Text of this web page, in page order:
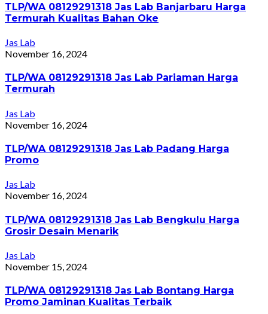
TLP/WA 08129291318 Jas Lab Banjarbaru Harga
Termurah Kualitas Bahan Oke
Jas Lab
November 16, 2024
TLP/WA 08129291318 Jas Lab Pariaman Harga
Termurah
Jas Lab
November 16, 2024
TLP/WA 08129291318 Jas Lab Padang Harga
Promo
Jas Lab
November 16, 2024
TLP/WA 08129291318 Jas Lab Bengkulu Harga
Grosir Desain Menarik
Jas Lab
November 15, 2024
TLP/WA 08129291318 Jas Lab Bontang Harga
Promo Jaminan Kualitas Terbaik